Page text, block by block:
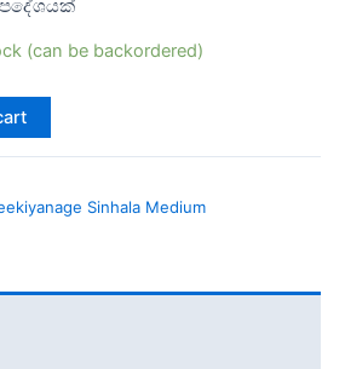
(can be backordered)
Sinhala Medium